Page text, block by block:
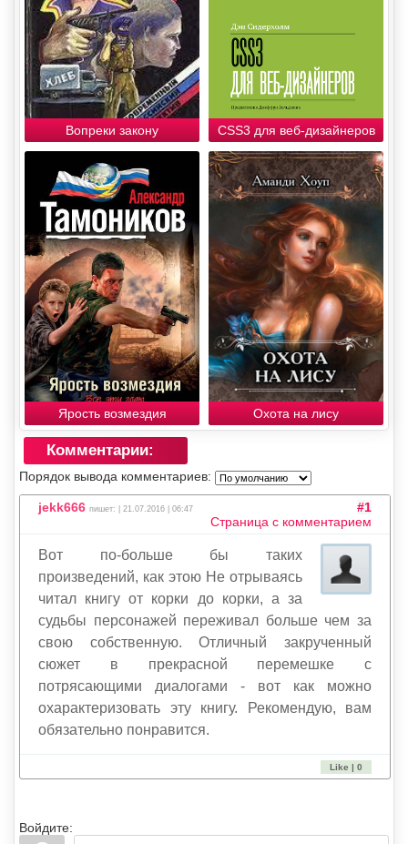
Вопреки закону CSS3 для веб-дизайнеров
Ярость возмездия Охота на лису
Комментарии:
Порядок вывода комментариев:
jekk666 пишет: | 21.07.2016 | 06:47
#1
Страница с комментарием
Вот по-больше бы таких
произведений, как этою Не отрываясь
читал книгу от корки до корки, а за
судьбы персонажей переживал больше чем за
свою собственную. Отличный закрученный
сюжет в прекрасной перемешке с
потрясающими диалогами - вот как можно
охарактеризовать эту книгу. Рекомендую, вам
обязательно понравится.
Like | 0
Войдите: